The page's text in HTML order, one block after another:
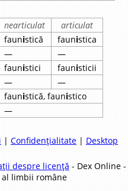
nearticulat
articulat
faunistică faunistica
—
—
faunistici faunisticii
—
—
faunistică, faunistico
—
| Confidențialitate| Desktop
despre licență - Dex Online -
limbii române